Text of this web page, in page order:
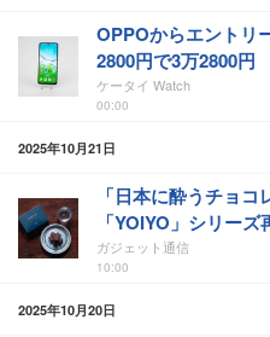
OPPOからエントリ
2800円で3万2800円
ケータイ Watch
00:00
2025年10月21日
「日本に酔うチョ
「YOIYO」シリー
ガジェット通信
10:00
2025年10月20日